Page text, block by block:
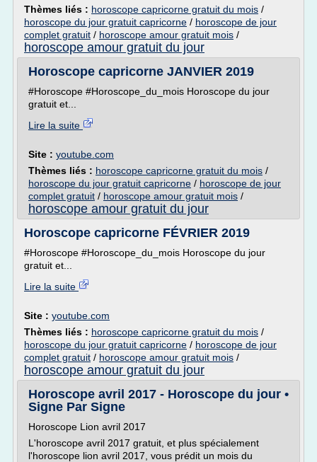
Thèmes liés : horoscope capricorne gratuit du mois /
horoscope du jour gratuit capricorne / horoscope de jour
complet gratuit / horoscope amour gratuit mois /
horoscope amour gratuit du jour
Horoscope capricorne JANVIER 2019
#Horoscope #Horoscope_du_mois Horoscope du jour
gratuit et...
Lire la suite
Site : youtube.com
Thèmes liés : horoscope capricorne gratuit du mois /
horoscope du jour gratuit capricorne / horoscope de jour
complet gratuit / horoscope amour gratuit mois /
horoscope amour gratuit du jour
Horoscope capricorne FÉVRIER 2019
#Horoscope #Horoscope_du_mois Horoscope du jour
gratuit et...
Lire la suite
Site : youtube.com
Thèmes liés : horoscope capricorne gratuit du mois /
horoscope du jour gratuit capricorne / horoscope de jour
complet gratuit / horoscope amour gratuit mois /
horoscope amour gratuit du jour
Horoscope avril 2017 - Horoscope du jour •
Signe Par Signe
Horoscope Lion avril 2017
L'horoscope avril 2017 gratuit, et plus spécialement
l'horoscope lion avril 2017, vous prédit un mois du